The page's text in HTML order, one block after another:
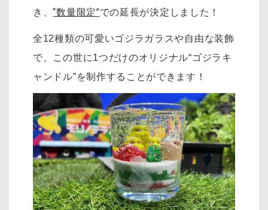
き、“数量限定”での延長が決定しました！
全12種類の可愛いゴジラガラスや自由な装飾
で、この世に1つだけのオリジナル“ゴジラキ
ャンドル”を制作することができます！